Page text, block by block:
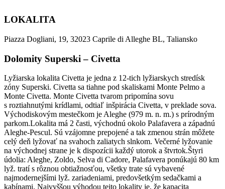
LOKALITA
Piazza Dogliani, 19, 32023 Caprile di Alleghe BL, Taliansko
Dolomity Superski – Civetta
Lyžiarska lokalita Civetta je jedna z 12-tich lyžiarskych stredísk
zóny Superski. Civetta sa tiahne pod skaliskami Monte Pelmo a
Monte Civetta. Monte Civetta tvarom pripomína sovu
s roztiahnutými krídlami, odtiaľ inšpirácia Civetta, v preklade sova.
Východiskovým mestečkom je Aleghe (979 m. n. m.) s prírodným
parkom.Lokalita má 2 časti, východnú okolo Palafavera a západnú
Aleghe-Pescul. Sú vzájomne prepojené a tak zmenou strán môžete
celý deň lyžovať na svahoch zaliatych slnkom. Večerné lyžovanie
na východnej strane je k dispozícii každý utorok a štvrtok.Štyri
údolia: Aleghe, Zoldo, Selva di Cadore, Palafavera ponúkajú 80 km
lyž. tratí s rôznou obtiažnosťou, všetky trate sú vybavené
najmodernejšími lyž. zariadeniami, predovšetkým sedačkami a
kabínami. Najvyššou výhodou tejto lokality je, že kapacita